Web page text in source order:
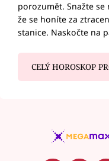
porozumět. Snažte
že se honíte za
stanice. Naskočte na
CELÝ HOROSKOP